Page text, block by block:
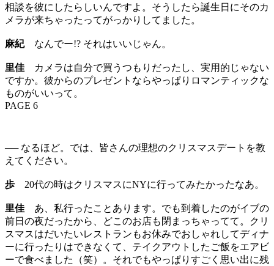
相談を彼にしたらしいんですよ。そうしたら誕生日にそのカ
メラが来ちゃったってがっかりしてました。
麻紀 なんでー!? それはいいじゃん。
里佳
カメラは自分で買うつもりだったし、実用的じゃない
ですか。彼からのプレゼントならやっぱりロマンティックな
ものがいいって。
PAGE 6
── なるほど。では、皆さんの理想のクリスマスデートを教
えてください。
歩 20代の時はクリスマスにNYに行ってみたかったなあ。
里佳 あ、私行ったことあります。でも到着したのがイブの
前日の夜だったから、どこのお店も閉まっちゃってて。クリ
スマスはだいたいレストランもお休みでおしゃれしてディナ
ーに行ったりはできなくて、テイクアウトしたご飯をエアビ
ーで食べました（笑）。それでもやっぱりすごく思い出に残